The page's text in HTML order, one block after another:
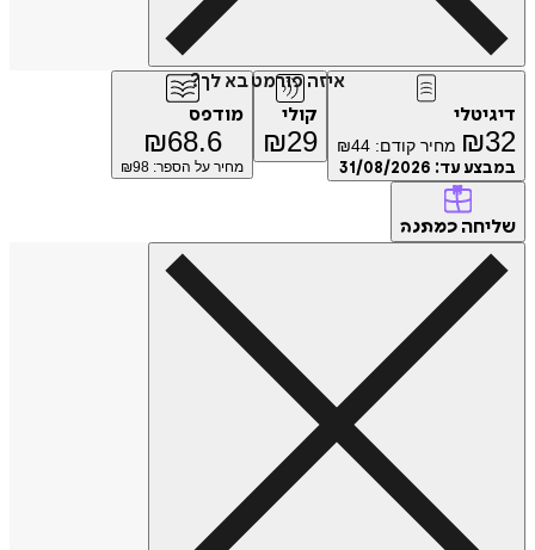
איזה פורמט בא לך?
דיגיטלי
₪32 מחיר קודם: ₪44
במבצע עד: 31/08/2026
קולי
₪29
מודפס
₪68.6
מחיר על הספר: ₪ 98
שליחה כמתנה